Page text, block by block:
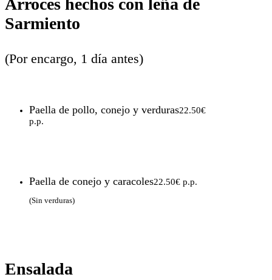
Arroces hechos con leña de
Sarmiento
(Por encargo, 1 día antes)
Paella de pollo, conejo y verduras22.50€
p.p.
Paella de conejo y caracoles22.50€ p.p.
(Sin verduras)
Ensalada